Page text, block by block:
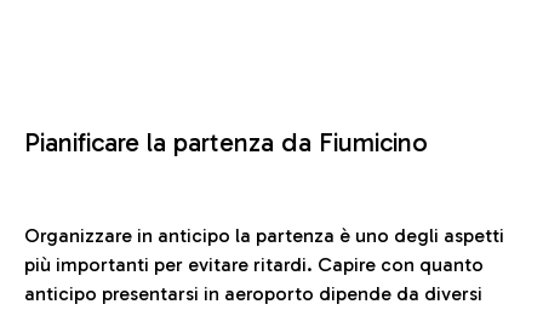
Pianificare la partenza da Fiumicino
Organizzare in anticipo la partenza è uno degli aspetti
più importanti per evitare ritardi. Capire con quanto
anticipo presentarsi in aeroporto dipende da diversi